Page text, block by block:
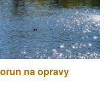
na opravy